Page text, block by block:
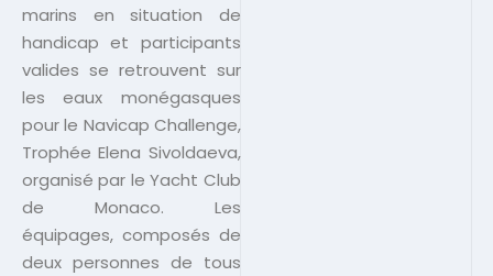
marins en situation de
handicap et participants
valides se retrouvent sur
les eaux monégasques
pour le Navicap Challenge,
Trophée Elena Sivoldaeva,
organisé par le Yacht Club
de Monaco. Les
équipages, composés de
deux personnes de tous